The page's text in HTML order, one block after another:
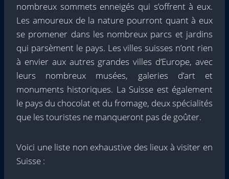
nombreux sommets enneigés qui s’offrent à eux.
Les amoureux de la nature pourront quant à eux
se promener dans les nombreux parcs et jardins
qui parsèment le pays. Les villes suisses n’ont rien
à envier aux autres grandes villes d’Europe, avec
leurs nombreux musées, galeries d’art et
monuments historiques. La Suisse est également
le pays du chocolat et du fromage, deux spécialités
que les touristes ne manqueront pas de goûter.
Voici une liste non exhaustive des lieux à visiter en
Suisse :